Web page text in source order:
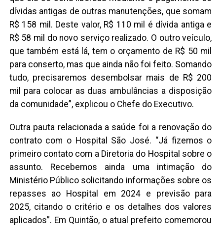
dívidas antigas de outras manutenções, que somam
R$ 158 mil. Deste valor, R$ 110 mil é dívida antiga e
R$ 58 mil do novo serviço realizado. O outro veículo,
que também está lá, tem o orçamento de R$ 50 mil
para conserto, mas que ainda não foi feito. Somando
tudo, precisaremos desembolsar mais de R$ 200
mil para colocar as duas ambulâncias a disposição
da comunidade”, explicou o Chefe do Executivo.
Outra pauta relacionada a saúde foi a renovação do
contrato com o Hospital São José. “Já fizemos o
primeiro contato com a Diretoria do Hospital sobre o
assunto. Recebemos ainda uma intimação do
Ministério Público solicitando informações sobre os
repasses ao Hospital em 2024 e previsão para
2025, citando o critério e os detalhes dos valores
aplicados”. Em Quintão, o atual prefeito comemorou